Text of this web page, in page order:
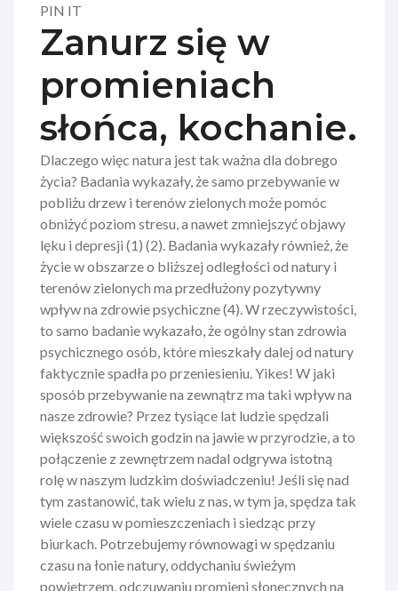
PIN IT
Zanurz się w
promieniach
słońca, kochanie.
Dlaczego więc natura jest tak ważna dla dobrego
życia? Badania wykazały, że samo przebywanie w
pobliżu drzew i terenów zielonych może pomóc
obniżyć poziom stresu, a nawet zmniejszyć objawy
lęku i depresji (1) (2). Badania wykazały również, że
życie w obszarze o bliższej odległości od natury i
terenów zielonych ma przedłużony pozytywny
wpływ na zdrowie psychiczne (4). W rzeczywistości,
to samo badanie wykazało, że ogólny stan zdrowia
psychicznego osób, które mieszkały dalej od natury
faktycznie spadła po przeniesieniu. Yikes! W jaki
sposób przebywanie na zewnątrz ma taki wpływ na
nasze zdrowie? Przez tysiące lat ludzie spędzali
większość swoich godzin na jawie w przyrodzie, a to
połączenie z zewnętrzem nadal odgrywa istotną
rolę w naszym ludzkim doświadczeniu! Jeśli się nad
tym zastanowić, tak wielu z nas, w tym ja, spędza tak
wiele czasu w pomieszczeniach i siedząc przy
biurkach. Potrzebujemy równowagi w spędzaniu
czasu na łonie natury, oddychaniu świeżym
powietrzem, odczuwaniu promieni słonecznych na